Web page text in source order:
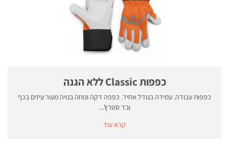
כפפות Classic ללא הגנה
כפפות עבודה. עמידה בגודל אחיד. כפפה דקה ונוחה בנויה מעור עיזים בכף
ובד סטרץ'...
קרא עוד